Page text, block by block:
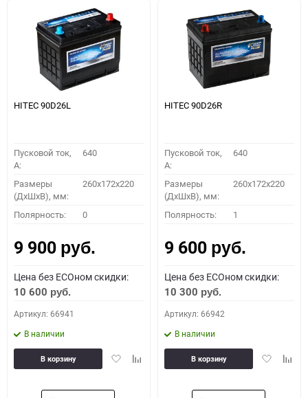
ПОДОБРАТЬ
Как определить полярность?
0 - обратная 1 - прямая 3 - обратная 4 - прямая
30
60
HITEC 90D26L
Пусковой ток,
A:
640
Размеры
(ДхШхВ), мм:
260x172x220
Полярность: 0
9 900 руб.
Цена без ECOном скидки:
10 600 руб.
Артикул: 66941
В наличии
ДобавитьДобавить
В корзину
HITEC 90D26R
Пусковой ток,
A:
640
Размеры
(ДхШхВ), мм:
260x172x220
Полярность: 1
9 600 руб.
Цена без ECOном скидки:
10 300 руб.
Артикул: 66942
В наличии
Добавить
В корзину